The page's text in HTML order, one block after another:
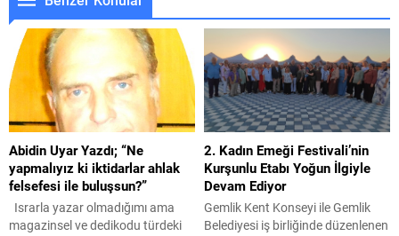
Abidin Uyar Yazdı; “Ne
yapmalıyız ki iktidarlar ahlak
felsefesi ile buluşsun?”
Israrla yazar olmadığımı ama
magazinsel ve dedikodu türdeki
2. Kadın Emeği Festivali’nin
Kurşunlu Etabı Yoğun İlgiyle
Devam Ediyor
Gemlik Kent Konseyi ile Gemlik
Belediyesi iş birliğinde düzenlenen